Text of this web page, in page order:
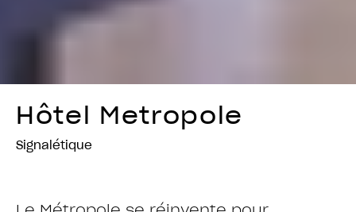
Hôtel Metropole
Signalétique